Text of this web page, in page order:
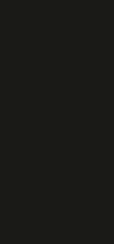
que os dirigentes
milhões para a
com